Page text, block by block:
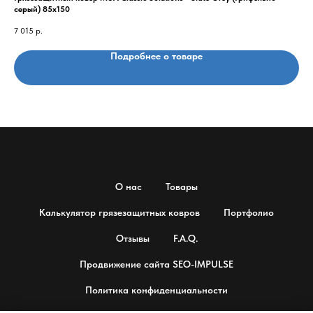
серый) 85x150
7 015 р.
Подробнее о товаре
О нас Товары
Калькулятор грязезащитных ковров Портфолио
Отзывы F.A.Q.
Продвижение сайта SEO-IMPULSE
Политика конфиденциальности